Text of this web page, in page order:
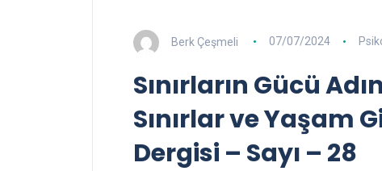
Berk Çeşmeli 07/07/2024
Sınırların Gücü
Sınırlar ve Yaşam
Dergisi – Sayı – 28